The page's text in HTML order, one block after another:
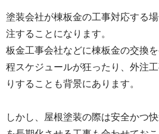
塗装会社が棟板金の工事対応する
注することになります。
板金工事会社などに棟板金の交換
程スケジュールが狂ったり、外注
りすることも背景にあります。
しかし、屋根塗装の際は安全かつ